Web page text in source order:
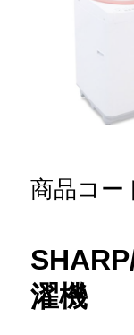
商品コー
濯機